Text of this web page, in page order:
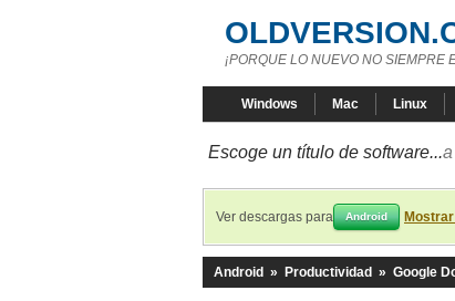
¡PORQUE LO NUEVO NO SIEMPRE
Windows Mac Linux
Escoge un título de software...
Ver descargas para Android
Android » Productividad » Google